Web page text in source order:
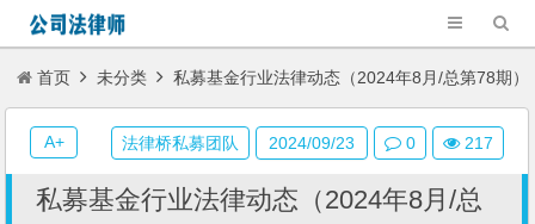
首页 未分类 私募基金行业法律动态（2024年8月/总第78期）
私募基金行业法律动态（2024年8月/总
法律桥私募团队 2024/09/23 0 217
A+